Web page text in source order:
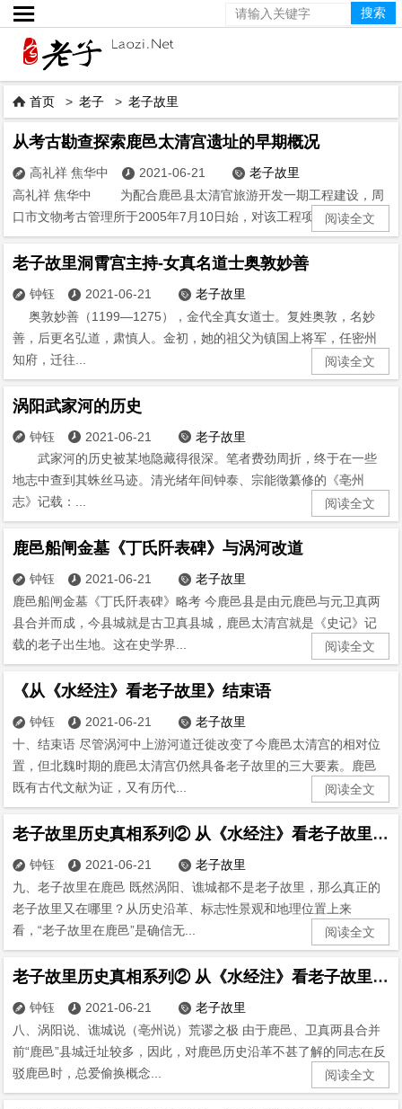

 首页 >老子 >老子故里
从考古勘查探索鹿邑太清宫遗址的早期概况
 高礼祥 焦华中  2021-06-21  老子故里
高礼祥 焦华中 为配合鹿邑县太清官旅游开发一期工程建设，周
口市文物考古管理所于2005年7月10日始，对该工程项目范围内...
阅读全文
老子故里洞霄宫主持-女真名道士奥敦妙善
 钟钰  2021-06-21  老子故里
奥敦妙善（1199—1275），金代全真女道士。复姓奥敦，名妙
善，后更名弘道，肃慎人。金初，她的祖父为镇国上将军，任密州
知府，迁往...
阅读全文
涡阳武家河的历史
 钟钰  2021-06-21  老子故里
武家河的历史被某地隐藏得很深。笔者费劲周折，终于在一些
地志中查到其蛛丝马迹。清光绪年间钟泰、宗能徵纂修的《亳州
志》记载：...
阅读全文
鹿邑船闸金墓《丁氏阡表碑》与涡河改道
 钟钰  2021-06-21  老子故里
鹿邑船闸金墓《丁氏阡表碑》略考 今鹿邑县是由元鹿邑与元卫真两
县合并而成，今县城就是古卫真县城，鹿邑太清宫就是《史记》记
载的老子出生地。这在史学界...
阅读全文
《从《水经注》看老子故里》结束语
 钟钰  2021-06-21  老子故里
十、结束语 尽管涡河中上游河道迁徙改变了今鹿邑太清宫的相对位
置，但北魏时期的鹿邑太清宫仍然具备老子故里的三大要素。鹿邑
既有古代文献为证，又有历代...
阅读全文
老子故里历史真相系列② 从《水经注》看老子故里(9)
 钟钰  2021-06-21  老子故里
九、老子故里在鹿邑 既然涡阳、谯城都不是老子故里，那么真正的
老子故里又在哪里？从历史沿革、标志性景观和地理位置上来
看，“老子故里在鹿邑”是确信无...
阅读全文
老子故里历史真相系列② 从《水经注》看老子故里(8)
 钟钰  2021-06-21  老子故里
八、涡阳说、谯城说（亳州说）荒谬之极 由于鹿邑、卫真两县合并
前“鹿邑”县城迁址较多，因此，对鹿邑历史沿革不甚了解的同志在反
驳鹿邑时，总爱偷换概念...
阅读全文